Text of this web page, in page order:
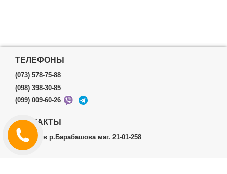
ТЕЛЕФОНЫ
(073) 578-75-88
(098) 398-30-85
(099) 009-60-26
КОНТАКТЫ
г.Харьков р.Барабашова маг. 21-01-258